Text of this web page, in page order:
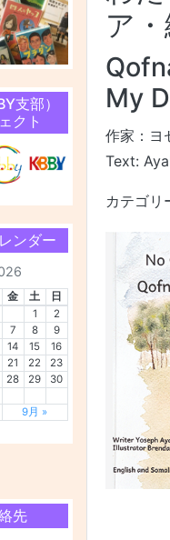
支部）
クト
ンダー
金 土
日
1
2
7 8
9
14 15
16
21 22
23
28 29
30
9月 »
先
ア
My
作家：ヨ
Text:
カテゴリ